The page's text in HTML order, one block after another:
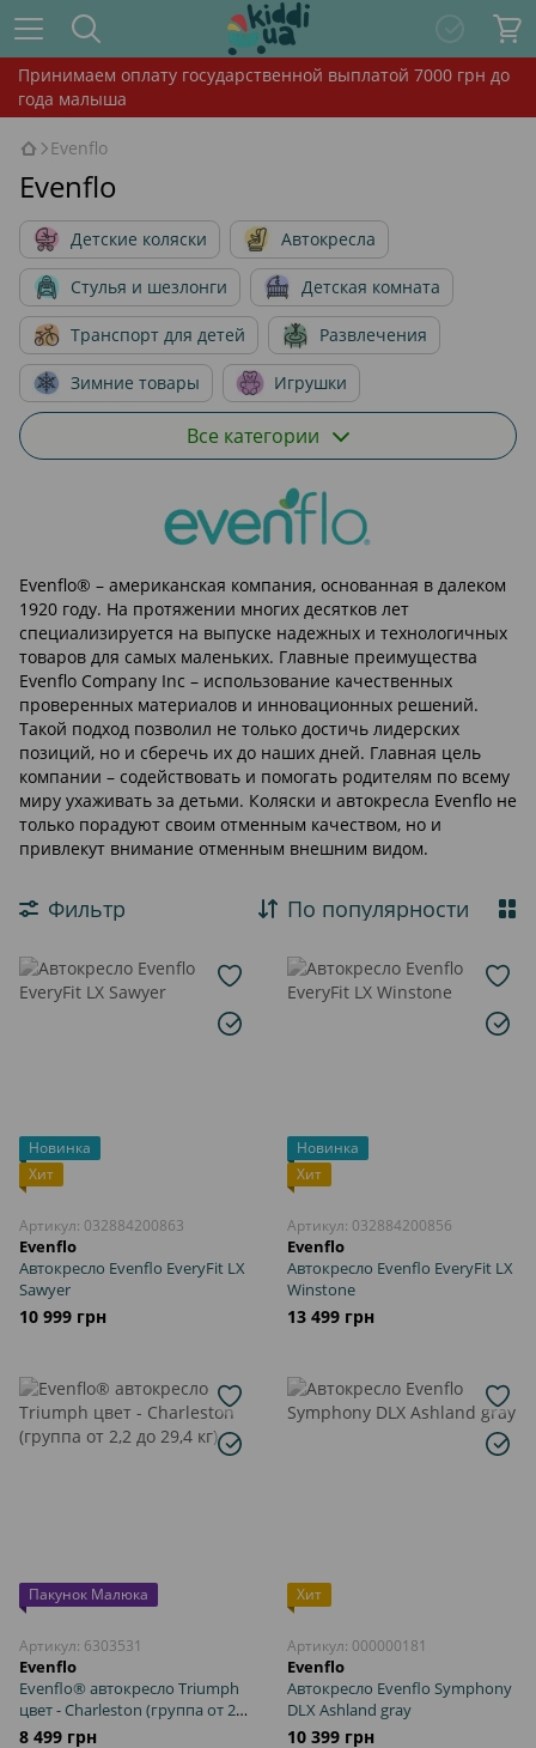
Принимаем оплату государственной выплатой 7000 грн до
года малыша
Evenflo
Evenflo
Детские коляски Автокресла
Стулья и шезлонги Детская комната
Транспорт для детей Развлечения
Зимние товары Игрушки
Гигиена и уход Cybex
Все категории
Evenflo® – американская компания, основанная в далеком
1920 году. На протяжении многих десятков лет
специализируется на выпуске надежных и технологичных
товаров для самых маленьких. Главные преимущества
Evenflo Company Inc – использование качественных
проверенных материалов и инновационных решений.
Такой подход позволил не только достичь лидерских
позиций, но и сберечь их до наших дней. Главная цель
компании – содействовать и помогать родителям по всему
миру ухаживать за детьми. Коляски и автокресла Evenflo не
только порадуют своим отменным качеством, но и
привлекут внимание отменным внешним видом.
Фильтр По популярности
Новинка
Хит
Артикул: 032884200863
Evenflo
Автокресло Evenflo EveryFit LX
Sawyer
10 999 грн
Новинка
Хит
Артикул: 032884200856
Evenflo
Автокресло Evenflo EveryFit LX
Winstone
13 499 грн
Пакунок Малюка
Артикул: 6303531
Evenflo
Evenflo® автокресло Triumph
цвет - Charleston (группа от 2,2
до 29,4 кг)
8 499 грн
Хит
Артикул: 000000181
Evenflo
Автокресло Evenflo Symphony
DLX Ashland gray
10 399 грн